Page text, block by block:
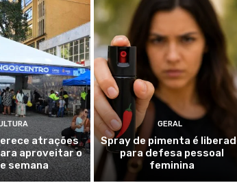
atrações
aproveitar o
semana
GERAL
Spray de pimenta é
para defesa pessoal
feminina